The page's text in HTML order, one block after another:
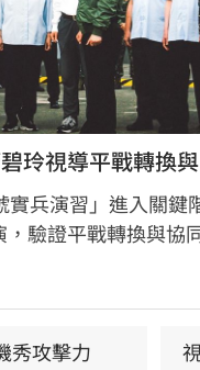
玲視導平戰轉換
實兵演習」進入關鍵
，驗證平戰轉換與協
碧玲親赴台北港與
秀攻擊力